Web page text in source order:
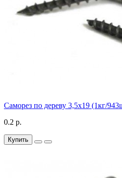
Саморез по дереву 3,5х19 (1кг/
0.2 р.
Купить